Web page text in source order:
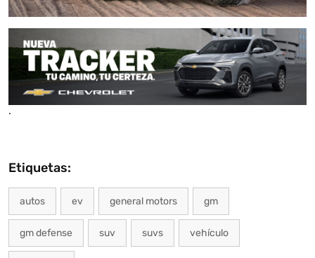
.
Etiquetas:
autos ev general motors gm
gm defense suv suvs vehículo